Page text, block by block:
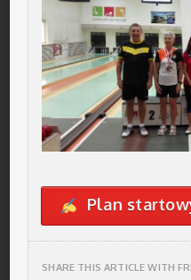
Plan
SHARE THIS ARTICLE WITH